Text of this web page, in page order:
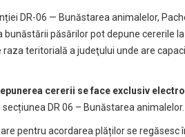
DR-06 — Bunăstarea animalelor,
păsărilor pot depune cererile
raza teritorială a judeţului unde are
cererii se face exclusiv
secțiunea DR 06 – Bunăstarea animalelor.
pentru acordarea plăților se regăsesc